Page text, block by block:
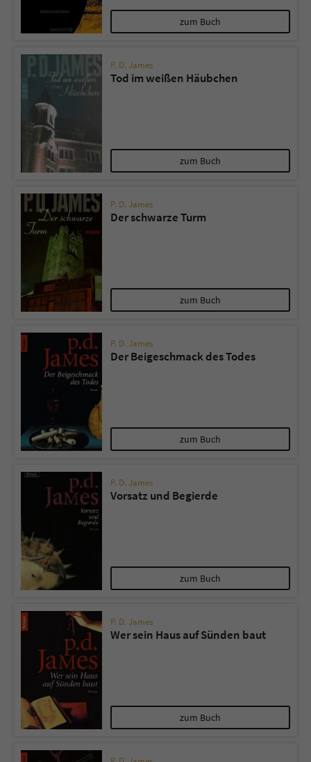
zum Buch
P. D. James
Tod im weißen Häubchen
zum Buch
P. D. James
Der schwarze Turm
zum Buch
P. D. James
Der Beigeschmack des Todes
zum Buch
P. D. James
Vorsatz und Begierde
zum Buch
P. D. James
Wer sein Haus auf Sünden baut
zum Buch